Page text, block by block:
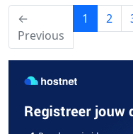
←
Previous
1 2